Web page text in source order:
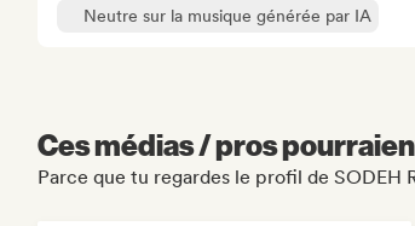
Neutre sur la musique générée par IA
Ces médias / pros
Parce que tu regardes le profil de SODEH